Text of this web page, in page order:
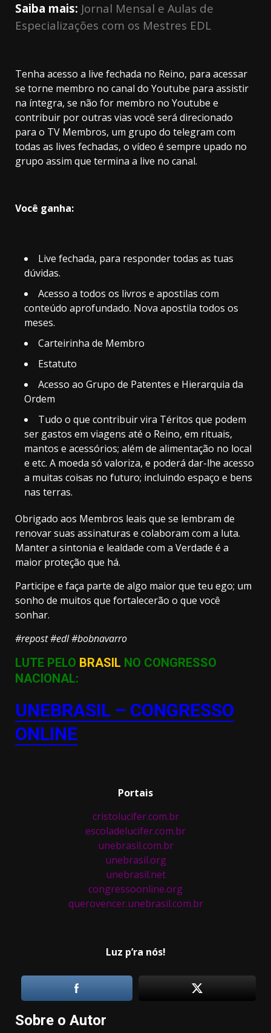
Saiba mais: Jornal Mensal e Aulas de
Especializações com os Mestres EDL
Tenha acesso a live fechada no Reino, para acessar
se torne membro no canal do Youtube para assistir
na íntegra, se não for membro no Youtube e
contribuir por outras vias você será direcionado
para o TV Membros, um grupo do telegram com
todas as lives fechadas, o vídeo é sempre upado no
grupo assim que termina a live no canal.
Você ganha:
Live fechada, para responder todas as tuas
dúvidas.
Acesso a todos os livros e apostilas com
conteúdo aprofundado. Nova apostila todos os
meses.
Carteirinha de Membro
Estatuto
Acesso ao Grupo de Patentes e Hierarquia da
Ordem
Tudo o que contribuir vira Téritos que podem
ser gastos em viagens até o Reino, em rituais,
mantos e acessórios; além de alimentação no local
e etc. A moeda só valoriza, e poderá dar-lhe acesso
a muitas coisas no futuro; incluindo espaço e bens
nas terras.
Obrigado aos Membros leais que se lembram de
renovar suas assinaturas e colaboram com a luta.
Manter a sintonia e lealdade com a Verdade é a
maior proteção que há.
Participe e faça parte de algo maior que teu ego; um
sonho de muitos que fortalecerão o que você
sonhar.
#repost #edl #bobnavarro
LUTE PELO BRASIL NO CONGRESSO
NACIONAL:
UNEBRASIL – CONGRESSO
ONLINE
Portais
cristolucifer.com.br
escoladelucifer.com.br
unebrasil.com.br
unebrasil.org
unebrasil.net
congressoonline.org
querovencer.unebrasil.com.br
Luz p’ra nós!
Sobre o Autor